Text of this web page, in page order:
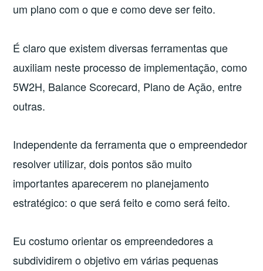
um plano com o que e como deve ser feito.
É claro que existem diversas ferramentas que
auxiliam neste processo de implementação, como
5W2H, Balance Scorecard, Plano de Ação, entre
outras.
Independente da ferramenta que o empreendedor
resolver utilizar, dois pontos são muito
importantes aparecerem no planejamento
estratégico: o que será feito e como será feito.
Eu costumo orientar os empreendedores a
subdividirem o objetivo em várias pequenas